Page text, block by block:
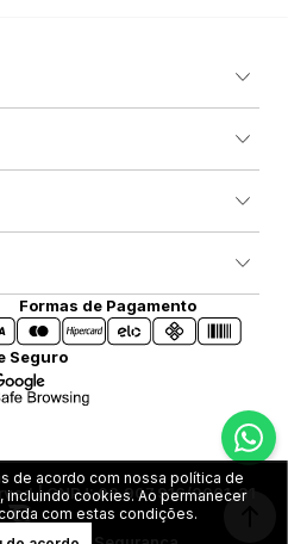
Formas de Pagamento
Seguro
| CNPJ: 08.907.916/0001-31
de acordo com nossa política de
cookies. Ao permanecer
com estas condições.